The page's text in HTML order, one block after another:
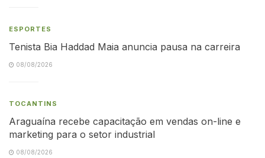
ESPORTES
Tenista Bia Haddad Maia anuncia pausa na carreira
08/08/2026
TOCANTINS
Araguaína recebe capacitação em vendas on-line e
marketing para o setor industrial
08/08/2026